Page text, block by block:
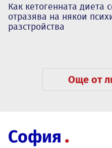
Как кетогенната диета
отразява на някои
разстройства
Още от
София